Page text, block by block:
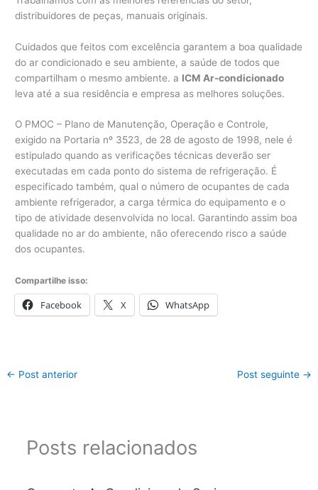
distribuidores de peças, manuais originais.
Cuidados que feitos com excelência garantem a boa qualidade
do ar condicionado e seu ambiente, a saúde de todos que
compartilham o mesmo ambiente. a ICM Ar-condicionado
leva até a sua residência e empresa as melhores soluções.
O PMOC – Plano de Manutenção, Operação e Controle,
exigido na Portaria nº 3523, de 28 de agosto de 1998, nele é
estipulado quando as verificações técnicas deverão ser
executadas em cada ponto do sistema de refrigeração. É
especificado também, qual o número de ocupantes de cada
ambiente refrigerador, a carga térmica do equipamento e o
tipo de atividade desenvolvida no local. Garantindo assim boa
qualidade no ar do ambiente, não oferecendo risco a saúde
dos ocupantes.
Compartilhe isso:
Facebook X WhatsApp
← Post anterior Post seguinte →
Posts relacionados